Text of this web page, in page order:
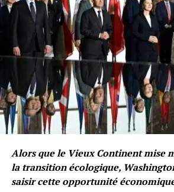
Alors que le Vieux Continent mise
la transition écologique,
saisir cette opportunité